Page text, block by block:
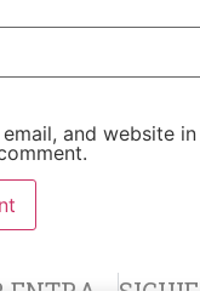
email, and website